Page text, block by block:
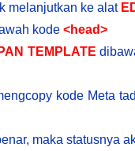
melanjutkan ke alat
kode <head>
TEMPLATE
kode Meta
maka statusnya